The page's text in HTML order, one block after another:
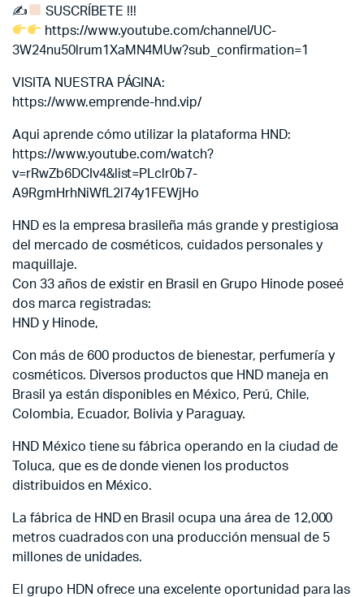
✍
SUSCRÍBETE !!!
https://www.youtube.com/channel/UC-
3W24nu50lrum1XaMN4MUw?sub_confirmation=1
VISITA NUESTRA PÁGINA:
https://www.emprende-hnd.vip/
Aqui aprende cómo utilizar la plataforma HND:
https://www.youtube.com/watch?
v=rRwZb6DCIv4&list=PLclr0b7-
A9RgmHrhNiWfL2l74y1FEWjHo
HND es la empresa brasileña más grande y prestigiosa
del mercado de cosméticos, cuidados personales y
maquillaje.
Con 33 años de existir en Brasil en Grupo Hinode poseé
dos marca registradas:
HND y Hinode,
Con más de 600 productos de bienestar, perfumería y
cosméticos. Diversos productos que HND maneja en
Brasil ya están disponibles en México, Perú, Chile,
Colombia, Ecuador, Bolivia y Paraguay.
HND México tiene su fábrica operando en la ciudad de
Toluca, que es de donde vienen los productos
distribuidos en México.
La fábrica de HND en Brasil ocupa una área de 12,000
metros cuadrados con una producción mensual de 5
millones de unidades.
El grupo HDN ofrece una excelente oportunidad para las